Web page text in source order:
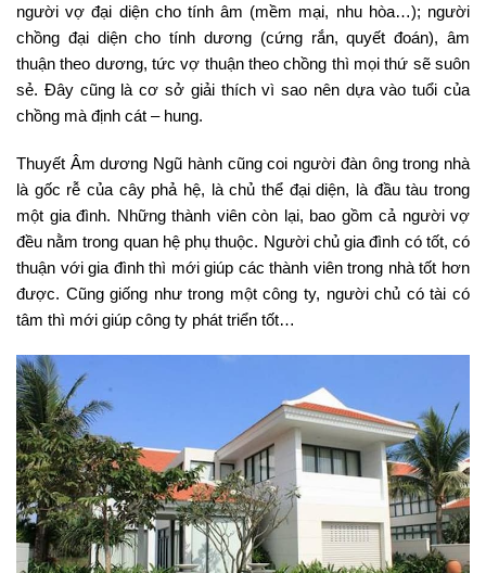
người vợ đại diện cho tính âm (mềm mại, nhu hòa…); người
chồng đại diện cho tính dương (cứng rắn, quyết đoán), âm
thuận theo dương, tức vợ thuận theo chồng thì mọi thứ sẽ suôn
sẻ. Đây cũng là cơ sở giải thích vì sao nên dựa vào tuổi của
chồng mà định cát – hung.
Thuyết Âm dương Ngũ hành cũng coi người đàn ông trong nhà
là gốc rễ của cây phả hệ, là chủ thể đại diện, là đầu tàu trong
một gia đình. Những thành viên còn lại, bao gồm cả người vợ
đều nằm trong quan hệ phụ thuộc. Người chủ gia đình có tốt, có
thuận với gia đình thì mới giúp các thành viên trong nhà tốt hơn
được. Cũng giống như trong một công ty, người chủ có tài có
tâm thì mới giúp công ty phát triển tốt…